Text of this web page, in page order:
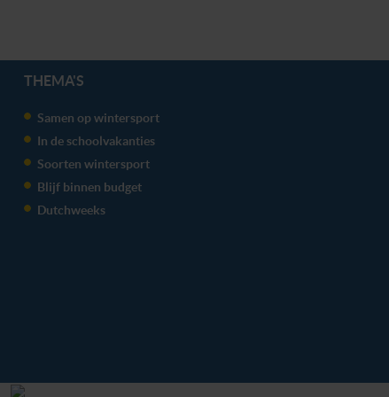
THEMA'S
Samen op wintersport
In de schoolvakanties
Soorten wintersport
Blijf binnen budget
Dutchweeks